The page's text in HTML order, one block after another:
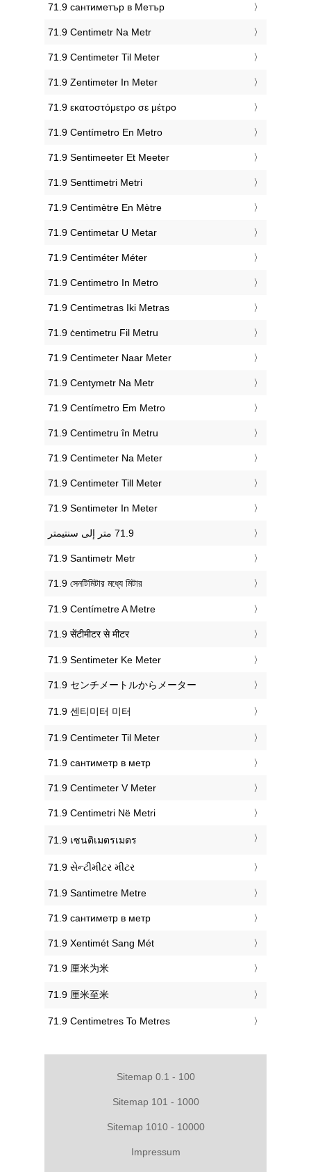
‎71.9 сантиметър в Метър
‎71.9 Centimetr Na Metr
‎71.9 Centimeter Til Meter
‎71.9 Zentimeter In Meter
‎71.9 εκατοστόμετρο σε μέτρο
‎71.9 Centímetro En Metro
‎71.9 Sentimeeter Et Meeter
‎71.9 Senttimetri Metri
‎71.9 Centimètre En Mètre
‎71.9 Centimetar U Metar
‎71.9 Centiméter Méter
‎71.9 Centimetro In Metro
‎71.9 Centimetras Iki Metras
‎71.9 ċentimetru Fil Metru
‎71.9 Centimeter Naar Meter
‎71.9 Centymetr Na Metr
‎71.9 Centímetro Em Metro
‎71.9 Centimetru în Metru
‎71.9 Centimeter Na Meter
‎71.9 Centimeter Till Meter
‎71.9 Sentimeter In Meter
‎71.9 Santimetr Metr
‎71.9 সেনটিমিটার মধ্যে মিটার
‎71.9 Centímetre A Metre
‎71.9 सेंटीमीटर से मीटर
‎71.9 Sentimeter Ke Meter
‎71.9 センチメートルからメーター
‎71.9 센티미터 미터
‎71.9 Centimeter Til Meter
‎71.9 сантиметр в метр
‎71.9 Centimeter V Meter
‎71.9 Centimetri Në Metri
‎71.9 เซนติเมตรเมตร
‎71.9 સેન્ટીમીટર મીટર
‎71.9 Santimetre Metre
‎71.9 сантиметр в метр
‎71.9 Xentimét Sang Mét
‎71.9 厘米为米
‎71.9 厘米至米
‎71.9 Centimetres To Metres
Sitemap 0.1 - 100
Sitemap 101 - 1000
Sitemap 1010 - 10000
Impressum